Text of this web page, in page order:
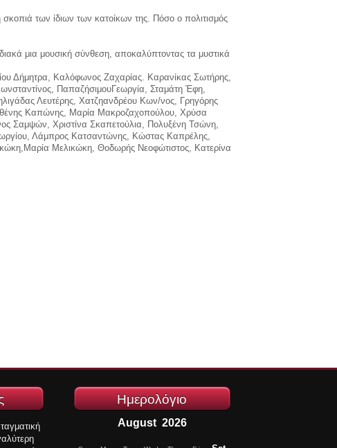
σκοπιά των ίδιων των κατοίκων της. Πόσο ο πολιτισμός
μια μουσική σύνθεση, αποκαλύπτοντας τα μυστικά
Δήμητρα, Καλόφωνος Ζαχαρίας. Καρανίκας Σωτήρης,
ΠαπαζήσιμουΓεωργία, Σταμάτη Έφη,
Λευτέρης, Χατζηανδρέου Κων/νος, Γρηγόρης
Καπώνης, Μαρία Μακροζαχοπούλου, Χρύσα
Σαμψών, Χριστίνα Σκαπετούλια, Πολυξένη Τσώνη,
Λάμπρος Κατσαντώνης, Κώστας Καπρέλης,
Μελικώκη, Θοδωρής Νεοφώτιστος, Κατερίνα
Ημερολόγιο
August 2026